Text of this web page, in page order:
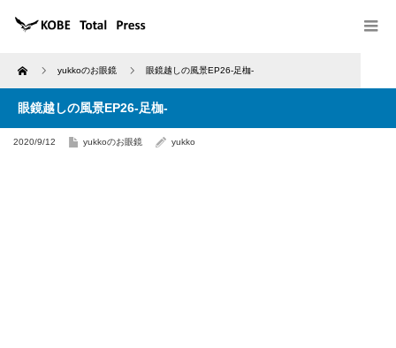
Home yukkoのお眼鏡 眼鏡越しの風景EP26-足枷-
眼鏡越しの風景EP26-足枷-
2020/9/12 yukkoのお眼鏡 yukko